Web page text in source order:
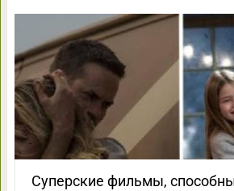
Суперские фильмы,